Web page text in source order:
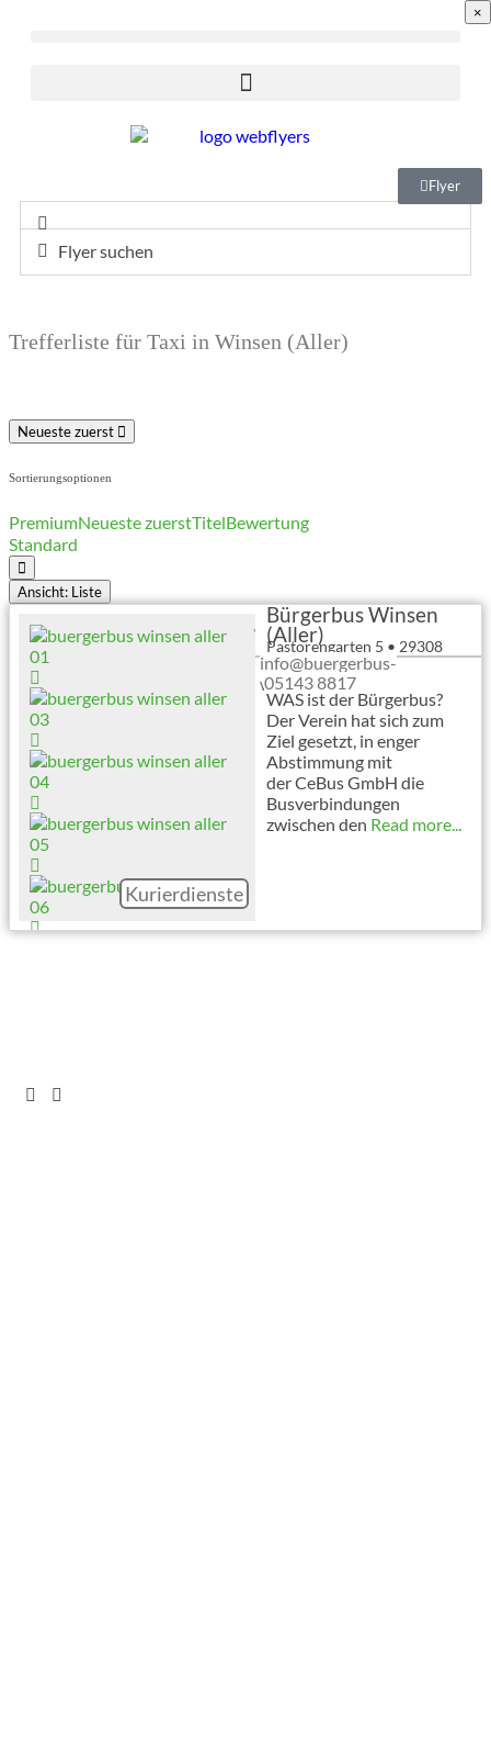
Flyer
Flyer suchen
Trefferliste für Taxi in Winsen (Aller)
Neueste zuerst
Sortierungsoptionen
PremiumNeueste zuerstTitelBewertung
Standard
Ansicht: Liste
Kurierdienste
Bürgerbus Winsen
(Aller)
Pastorengarten 5 • 29308
Winsen (Aller)
info@buergerbus-
winsen.de
05143 8817
WAS ist der Bürgerbus?
Der Verein hat sich zum
Ziel gesetzt, in enger
Abstimmung mit
der CeBus GmbH die
Busverbindungen
zwischen den Read more...
×